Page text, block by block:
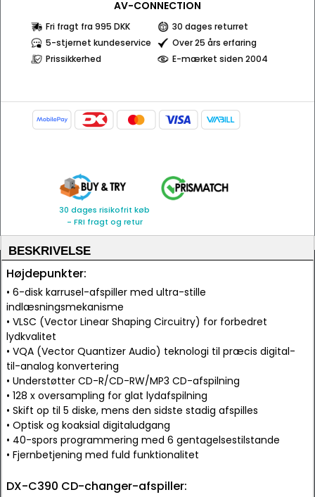
AV-CONNECTION
Fri fragt fra 995 DKK
30 dages returret
5-stjernet kundeservice
Over 25 års erfaring
Prissikkerhed
E-mærket siden 2004
30 dages risikofrit køb
- FRI fragt og retur
BESKRIVELSE
Højdepunkter:
• 6-disk karrusel-afspiller med ultra-stille
indlæsningsmekanisme
• VLSC (Vector Linear Shaping Circuitry) for forbedret
lydkvalitet
• VQA (Vector Quantizer Audio) teknologi til præcis digital-
til-analog konvertering
• Understøtter CD-R/CD-RW/MP3 CD-afspilning
• 128 x oversampling for glat lydafspilning
• Skift op til 5 diske, mens den sidste stadig afspilles
• Optisk og koaksial digitaludgang
• 40-spors programmering med 6 gentagelsestilstande
• Fjernbetjening med fuld funktionalitet
DX-C390 CD-changer-afspiller: